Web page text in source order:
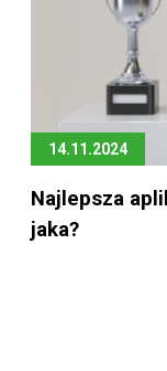
14.11.2024
Najlepsza
jaka?